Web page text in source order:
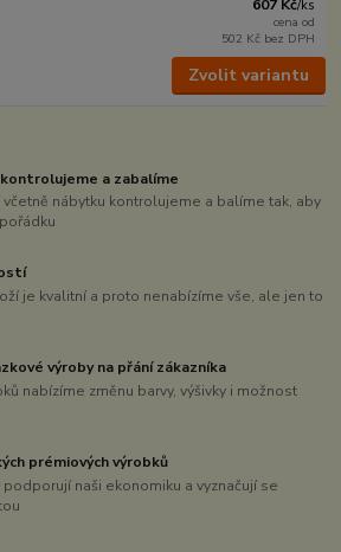
607 Kč/ks
cena od
502 Kč bez DPH
Zvolit variantu
a zabalíme
nábytku kontrolujeme a balíme tak, aby
je kvalitní a proto nenabízíme vše, ale jen to
výroby na přání zákazníka
nabízíme změnu barvy, výšivky i možnost
prémiových výrobků
podporují naši ekonomiku a vyznačují se